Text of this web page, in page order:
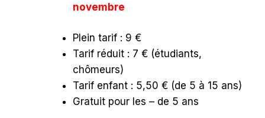
novembre
Plein tarif : 9 €
Tarif réduit : 7 € (étudiants,
chômeurs)
Tarif enfant : 5,50 € (de 5 à 15 ans)
Gratuit pour les – de 5 ans